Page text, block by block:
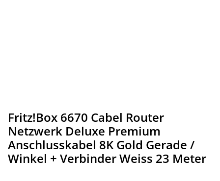
Fritz!Box 6670 Cabel Router
Netzwerk Deluxe Premium
Anschlusskabel 8K Gold Gerade /
Winkel + Verbinder Weiss 23 Meter